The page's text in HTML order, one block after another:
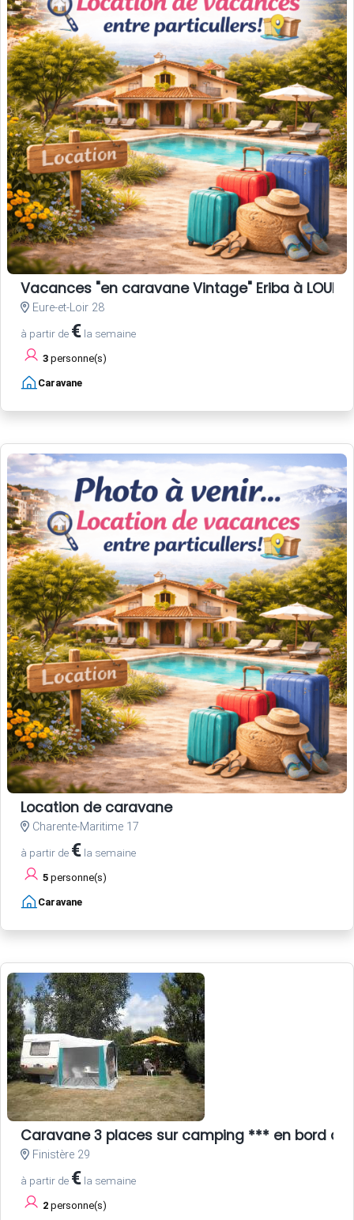
Vacances "en caravane Vintage" Eriba à LOUER,
Eure-et-Loir 28
à partir de € la semaine
3 personne(s)
Caravane
Location de caravane
Charente-Maritime 17
à partir de € la semaine
5 personne(s)
Caravane
Caravane 3 places sur camping *** en bord de
Finistère 29
à partir de € la semaine
2 personne(s)